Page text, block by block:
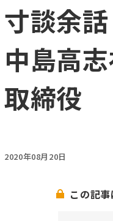
寸談余
中島高
取締役
2020年08月20日
この記事